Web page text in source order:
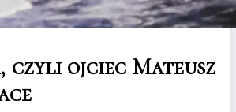
czyli ojciec Mateusz